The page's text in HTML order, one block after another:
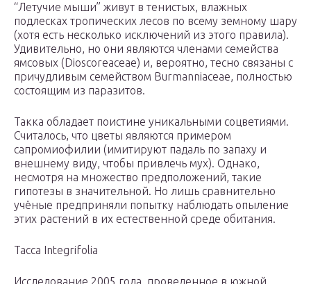
“Летучие мыши” живут в тенистых, влажных
подлесках тропических лесов по всему земному шару
(хотя есть несколько исключений из этого правила).
Удивительно, но они являются членами семейства
ямсовых (Dioscoreaceae) и, вероятно, тесно связаны с
причудливым семейством Burmanniaceae, полностью
состоящим из паразитов.
Такка обладает поистине уникальными соцветиями.
Считалось, что цветы являются примером
сапромиофилии (имитируют падаль по запаху и
внешнему виду, чтобы привлечь мух). Однако,
несмотря на множество предположений, такие
гипотезы в значительной. Но лишь сравнительно
учёные предприняли попытку наблюдать опыление
этих растений в их естественной среде обитания.
Tacca Integrifolia
Исследование 2005 года, проведенное в южной